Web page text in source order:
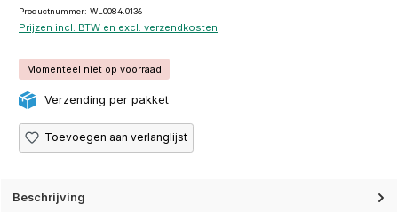
Productnummer: WL0084.0136
Prijzen incl. BTW en excl. verzendkosten
Momenteel niet op voorraad
Verzending per pakket
Toevoegen aan verlanglijst
Beschrijving